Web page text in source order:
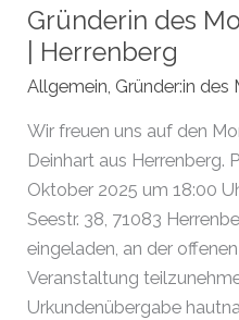
Gründerin des
| Herrenberg
Allgemein Gründer:in des
Wir freuen uns auf den
Deinhart aus Herrenberg.
Oktober 2025 um 18:00
Seestr. 38, 71083
eingeladen, an der
Veranstaltung
Urkundenübergabe